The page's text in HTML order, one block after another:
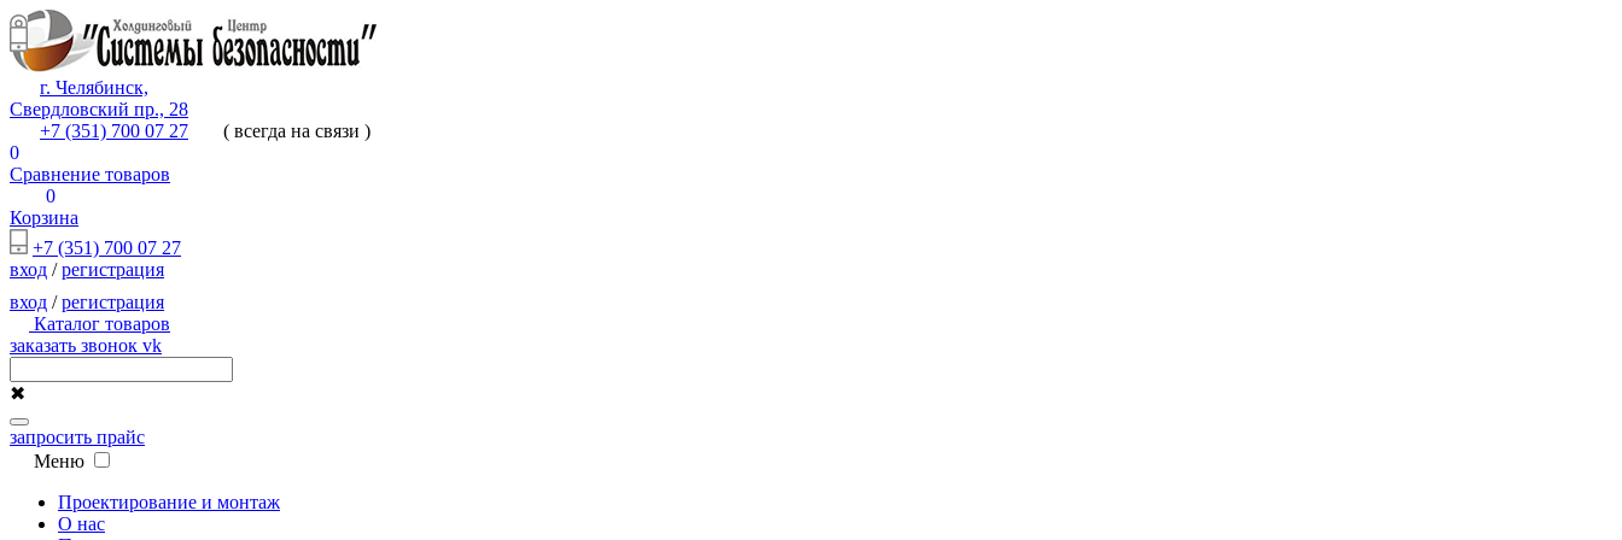
г. Челябинск,
Свердловский пр., 28
+7 (351) 700 07 27
( всегда на связи )
0
Сравнение товаров
0
Корзина
+7 (351) 700 07 27
вход /регистрация
вход /регистрация
Каталог товаров
заказать звонок vk
✖
запросить прайс
Меню
Проектирование и монтаж
О нас